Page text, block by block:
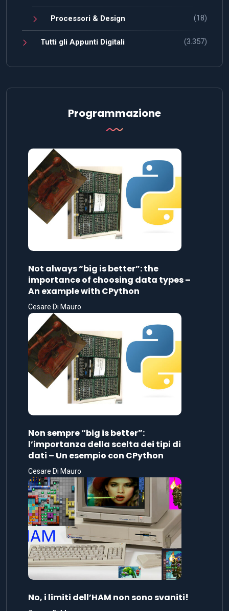
Processori & Design (18)
Tutti gli Appunti Digitali (3.357)
Programmazione
Not always “big is better”: the
importance of choosing data types –
An example with CPython
Cesare Di Mauro
Non sempre “big is better”:
l’importanza della scelta dei tipi di
dati – Un esempio con CPython
Cesare Di Mauro
No, i limiti dell’HAM non sono svaniti!